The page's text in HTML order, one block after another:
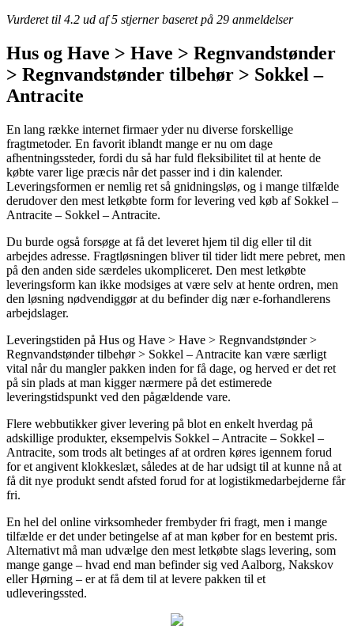
Vurderet til 4.2 ud af 5 stjerner baseret på 29 anmeldelser
Hus og Have > Have > Regnvandstønder
> Regnvandstønder tilbehør > Sokkel –
Antracite
En lang række internet firmaer yder nu diverse forskellige
fragtmetoder. En favorit iblandt mange er nu om dage
afhentningssteder, fordi du så har fuld fleksibilitet til at hente de
købte varer lige præcis når det passer ind i din kalender.
Leveringsformen er nemlig ret så gnidningsløs, og i mange tilfælde
derudover den mest letkøbte form for levering ved køb af Sokkel –
Antracite – Sokkel – Antracite.
Du burde også forsøge at få det leveret hjem til dig eller til dit
arbejdes adresse. Fragtløsningen bliver til tider lidt mere pebret, men
på den anden side særdeles ukompliceret. Den mest letkøbte
leveringsform kan ikke modsiges at være selv at hente ordren, men
den løsning nødvendiggør at du befinder dig nær e-forhandlerens
arbejdslager.
Leveringstiden på Hus og Have > Have > Regnvandstønder >
Regnvandstønder tilbehør > Sokkel – Antracite kan være særligt
vital når du mangler pakken inden for få dage, og herved er det ret
på sin plads at man kigger nærmere på det estimerede
leveringstidspunkt ved den pågældende vare.
Flere webbutikker giver levering på blot en enkelt hverdag på
adskillige produkter, eksempelvis Sokkel – Antracite – Sokkel –
Antracite, som trods alt betinges af at ordren køres igennem forud
for et angivent klokkeslæt, således at de har udsigt til at kunne nå at
få dit nye produkt sendt afsted forud for at logistikmedarbejderne får
fri.
En hel del online virksomheder frembyder fri fragt, men i mange
tilfælde er det under betingelse af at man køber for en bestemt pris.
Alternativt må man udvælge den mest letkøbte slags levering, som
mange gange – hvad end man befinder sig ved Aalborg, Nakskov
eller Hørning – er at få dem til at levere pakken til et
udleveringssted.